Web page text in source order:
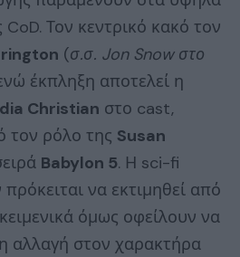
CoD. Τον κεντρικό κακό τον
(σ.σ. Jon Snow στο
έκπληξη αποτελεί η
Christian στο cast,
τον ρόλο της Susan
Babylon 5. Η sci-fi
να εκτιμηθεί από
όμως οφείλουν να
αλλαγή στον χαρακτήρα